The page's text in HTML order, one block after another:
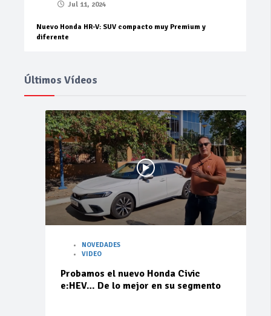
Jul 11, 2024
Nuevo Honda HR-V: SUV compacto muy Premium y
diferente
Últimos Vídeos
NOVEDADES
VIDEO
Probamos el nuevo Honda Civic
e:HEV… De lo mejor en su segmento